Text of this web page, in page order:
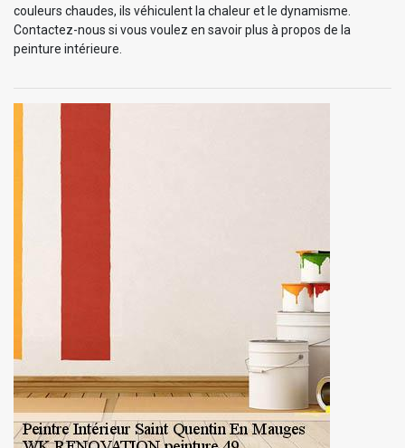
couleurs chaudes, ils véhiculent la chaleur et le dynamisme.
Contactez-nous si vous voulez en savoir plus à propos de la
peinture intérieure.